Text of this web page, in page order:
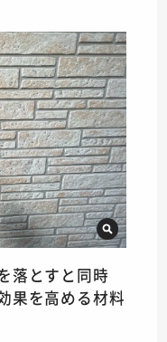
落とすと同時
果を高める材料